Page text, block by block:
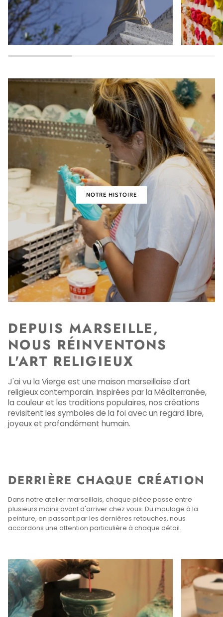
DEPUIS MARSEILLE,
NOUS RÉINVENTONS
L'ART RELIGIEUX
J'ai vu la Vierge est une maison marseillaise d'art
religieux contemporain. Inspirées par la Méditerranée,
la couleur et les traditions populaires, nos créations
revisitent les symboles de la foi avec un regard libre,
joyeux et profondément humain.
NOTRE HISTOIRE
DERRIÈRE CHAQUE CRÉATION
Dans notre atelier marseillais, chaque pièce passe entre
plusieurs mains avant d'arriver chez vous. Du moulage à la
peinture, en passant par les dernières retouches, nous
accordons une attention particulière à chaque détail.
Enfocar Enfocar